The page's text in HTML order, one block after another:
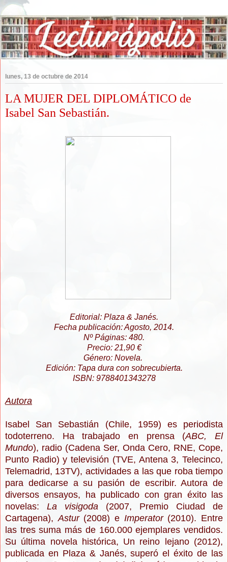
lunes, 13 de octubre de 2014
LA MUJER DEL DIPLOMÁTICO de
Isabel San Sebastián.
Editorial: Plaza & Janés.
Fecha publicación: Agosto, 2014.
Nº Páginas: 480.
Precio: 21,90 €
Género: Novela.
Edición: Tapa dura con sobrecubierta.
ISBN: 9788401343278
Autora
Isabel San Sebastián (Chile, 1959) es periodista
todoterreno. Ha trabajado en prensa (ABC, El
Mundo), radio (Cadena Ser, Onda Cero, RNE, Cope,
Punto Radio) y televisión (TVE, Antena 3, Telecinco,
Telemadrid, 13TV), actividades a las que roba tiempo
para dedicarse a su pasión de escribir. Autora de
diversos ensayos, ha publicado con gran éxito las
novelas: La visigoda (2007, Premio Ciudad de
Cartagena),Astur(2008) e Imperator(2010). Entre
las tres suma más de 160.000 ejemplares vendidos.
Su última novela histórica, Un reino lejano (2012),
publicada en Plaza & Janés, superó el éxito de las